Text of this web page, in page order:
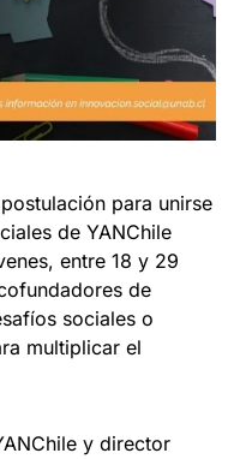
para unirse
de YANChile
entre 18 y 29
de
sociales o
multiplicar el
y director